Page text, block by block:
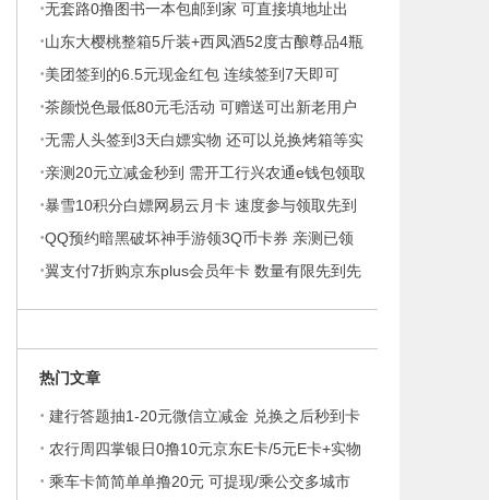
参与
·无套路0撸图书一本包邮到家 可直接填地址出
·山东大樱桃整箱5斤装+西凤酒52度古酿尊品4瓶
礼盒装
·美团签到的6.5元现金红包 连续签到7天即可
·茶颜悦色最低80元毛活动 可赠送可出新老用户
都可参与
·无需人头签到3天白嫖实物 还可以兑换烤箱等实
物
·亲测20元立减金秒到 需开工行兴农通e钱包领取
·暴雪10积分白嫖网易云月卡 速度参与领取先到
先得
·QQ预约暗黑破坏神手游领3Q币卡券 亲测已领
游戏上线可
·翼支付7折购京东plus会员年卡 数量有限先到先
热门文章
· 建行答题抽1-20元微信立减金 兑换之后秒到卡
· 农行周四掌银日0撸10元京东E卡/5元E卡+实物
· 乘车卡简简单单撸20元 可提现/乘公交多城市